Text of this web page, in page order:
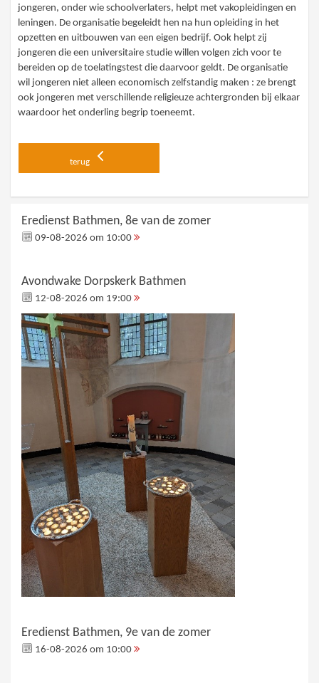
jongeren, onder wie schoolverlaters, helpt met vakopleidingen en
leningen. De organisatie begeleidt hen na hun opleiding in het
opzetten en uitbouwen van een eigen bedrijf. Ook helpt zij
jongeren die een universitaire studie willen volgen zich voor te
bereiden op de toelatingstest die daarvoor geldt. De organisatie
wil jongeren niet alleen economisch zelfstandig maken : ze brengt
ook jongeren met verschillende religieuze achtergronden bij elkaar
waardoor het onderling begrip toeneemt.
terug
Eredienst Bathmen, 8e van de zomer
09-08-2026 om 10:00
Avondwake Dorpskerk Bathmen
12-08-2026 om 19:00
Eredienst Bathmen, 9e van de zomer
16-08-2026 om 10:00